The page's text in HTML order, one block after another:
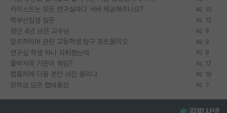
카이스트는 모든 연구실마다 서버 제공해주나요? 15
학부신입생 질문 12
정년 4년 남은 교수님 8
알츠하이머 관련 고등학생 탐구 포트폴리오 9
연구실 학생 하나 자퇴했는데 8
물박사의 기준이 뭐임? 12
랩홈피에 다들 본인 사진 올리냐 19
장학금 모은 랩비통장 7